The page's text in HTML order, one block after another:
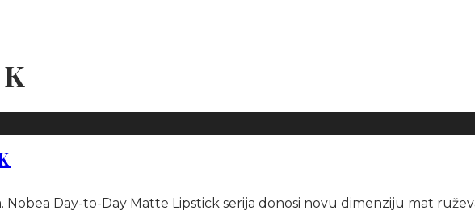
Day-to-Day Matte Lipstick serija donosi novu dimenziju mat